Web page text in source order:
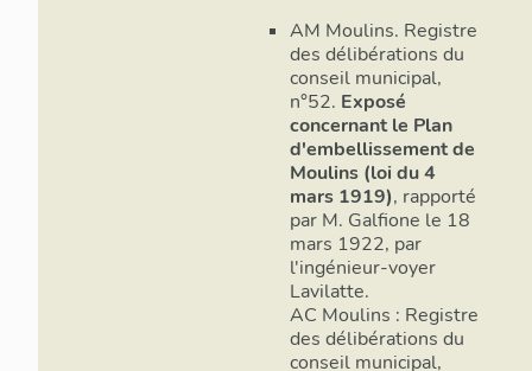
AM Moulins. Registre
des délibérations du
conseil municipal,
n°52. Exposé
concernant le Plan
d'embellissement de
Moulins (loi du 4
mars 1919), rapporté
par M. Galfione le 18
mars 1922, par
l'ingénieur-voyer
Lavilatte.
AC Moulins : Registre
des délibérations du
conseil municipal,